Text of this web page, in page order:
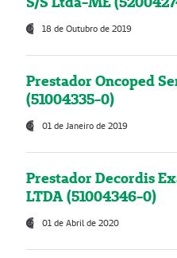
18 de Outubro de 2019
Prestador Oncoped
(51004335-0)
01 de Janeiro de 2019
Prestador Decordis
LTDA (51004346-0)
01 de Abril de 2020